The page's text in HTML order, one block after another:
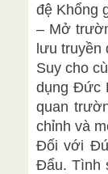
đệ Khổng
– Mở
lưu truyền
Suy cho
dụng Đức
quan
chỉnh và
Đối với
Đẩu. Tình